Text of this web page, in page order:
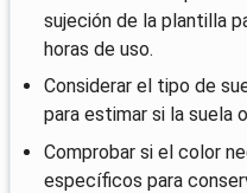
sujeción de la plantilla
horas de uso.
Considerar el tipo de
para estimar si la suela
Comprobar si el color
específicos para